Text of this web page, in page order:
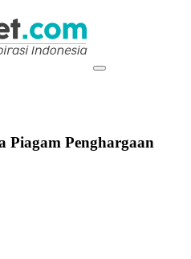
Piagam Penghargaan